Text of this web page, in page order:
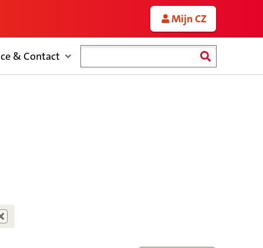
Mijn CZ
& Contact